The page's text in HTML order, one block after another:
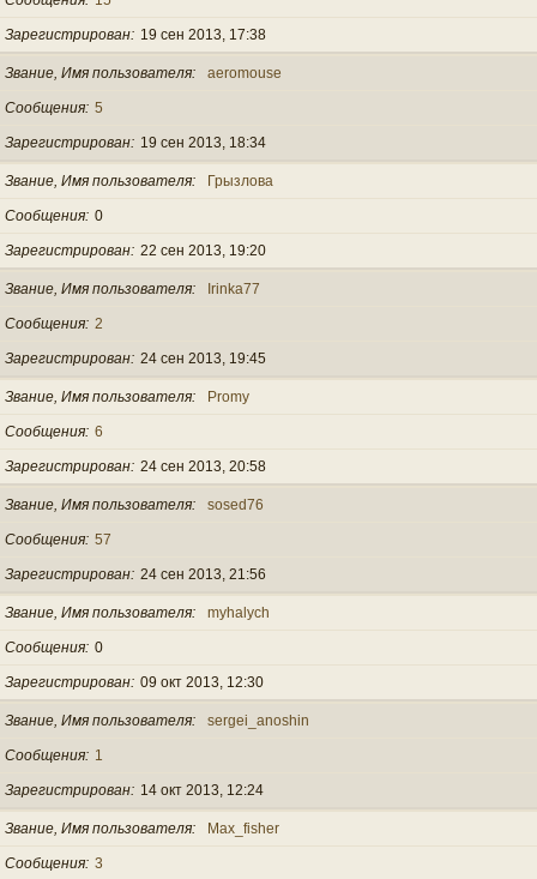
Зарегистрирован 19 сен 2013, 17:38
Звание, Имя пользователя aeromouse
Сообщения 5
Зарегистрирован 19 сен 2013, 18:34
Звание, Имя пользователя Грызлова
Сообщения 0
Зарегистрирован 22 сен 2013, 19:20
Звание, Имя пользователя Irinka77
Сообщения 2
Зарегистрирован 24 сен 2013, 19:45
Звание, Имя пользователя Promy
Сообщения 6
Зарегистрирован 24 сен 2013, 20:58
Звание, Имя пользователя sosed76
Сообщения 57
Зарегистрирован 24 сен 2013, 21:56
Звание, Имя пользователя myhalych
Сообщения 0
Зарегистрирован 09 окт 2013, 12:30
Звание, Имя пользователя sergei_anoshin
Сообщения 1
Зарегистрирован 14 окт 2013, 12:24
Звание, Имя пользователя Max_fisher
Сообщения 3